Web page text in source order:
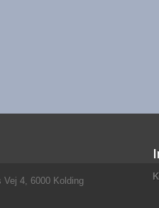
Vej 4, 6000 Kolding